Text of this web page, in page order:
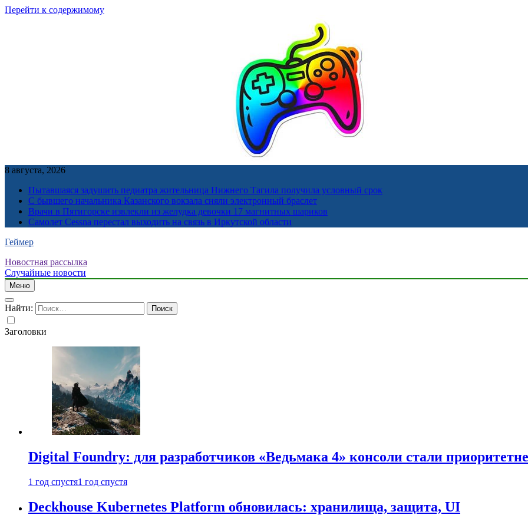
Перейти к содержимому
8 августа, 2026
Пытавшаяся задушить педиатра жительница Нижнего Тагила получила условный срок
С бывшего начальника Казанского вокзала сняли электронный браслет
Врачи в Пятигорске извлекли из желудка девочки 17 магнитных шариков
Самолет Cessna перестал выходить на связь в Иркутской области
Геймер
Новостная рассылка
Случайные новости
Меню
Найти:
Заголовки
Digital Foundry: для разработчиков «Ведьмака 4» консоли стали
1 год спустя1 год спустя
Deckhouse Kubernetes Platform обновилась: хранилища, защита, UI